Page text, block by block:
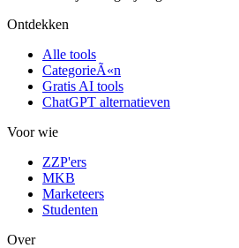
Ontdekken
Alle tools
CategorieÃ«n
Gratis AI tools
ChatGPT alternatieven
Voor wie
ZZP'ers
MKB
Marketeers
Studenten
Over